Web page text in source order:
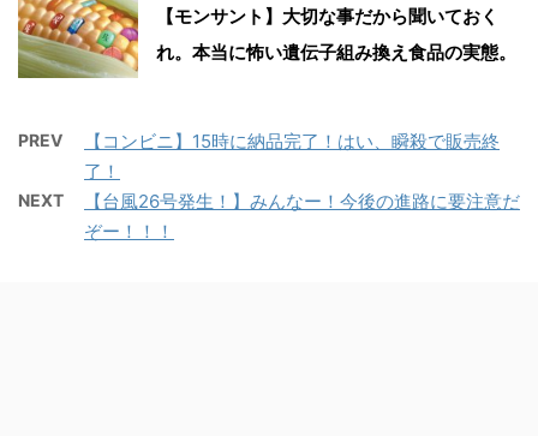
【モンサント】大切な事だから聞いておく
れ。本当に怖い遺伝子組み換え食品の実態。
PREV
【コンビニ】15時に納品完了！はい、瞬殺で販売終
了！
NEXT
【台風26号発生！】みんなー！今後の進路に要注意だ
ぞー！！！